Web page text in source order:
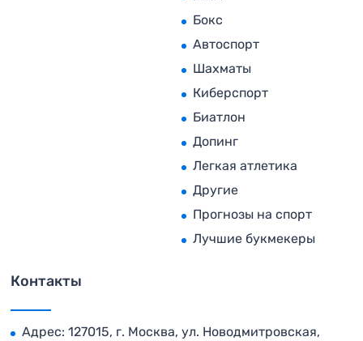
Бокс
Автоспорт
Шахматы
Киберспорт
Биатлон
Допинг
Легкая атлетика
Другие
Прогнозы на спорт
Лучшие букмекеры
Контакты
Адрес: 127015, г. Москва, ул. Новодмитровская,